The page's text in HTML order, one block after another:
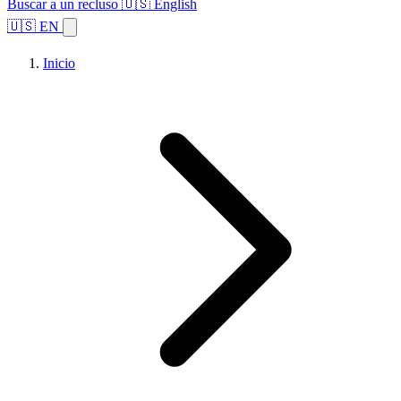
Buscar a un recluso 🇺🇸 English
🇺🇸 EN
Inicio